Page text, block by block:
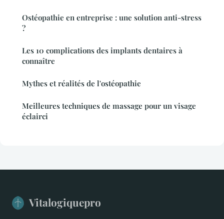
Ostéopathie en entreprise : une solution anti-stress
?
Les 10 complications des implants dentaires à
connaître
Mythes et réalités de l'ostéopathie
Meilleures techniques de massage pour un visage
éclairci
Vitalogiquepro